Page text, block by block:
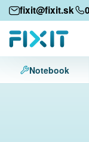
fixit@fixit.sk
Mobilné
Mobilné telefóny
Tablety
Notebook